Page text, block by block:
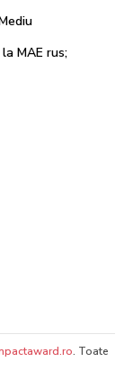
MAE rus;
. Toate